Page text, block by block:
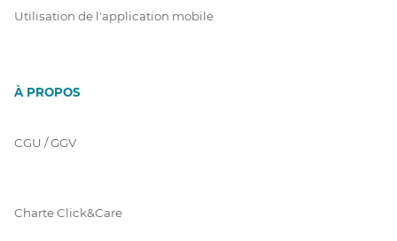
Utilisation de l'application mobile
À PROPOS
CGU / GGV
Charte Click&Care